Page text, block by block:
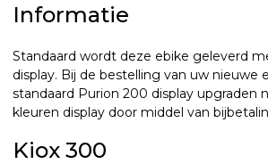
Informatie
Standaard wordt deze ebike geleverd
display. Bij de bestelling van uw nieuwe
standaard Purion 200 display upgraden
kleuren display door middel van
Kiox 300